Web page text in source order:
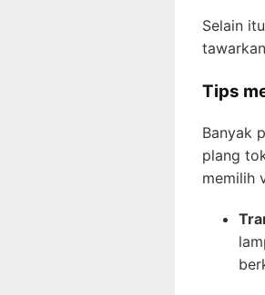
Selain
Tips
Banyak
plang
memilih